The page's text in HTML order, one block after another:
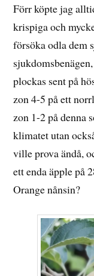
Förr köpte jag
krispiga och
försöka odla dem
plockas sent på
zon 4-5 på ett
zon 1-2 på denna
klimatet utan
ville prova ändå,
ett enda äpple på
Orange nånsin?